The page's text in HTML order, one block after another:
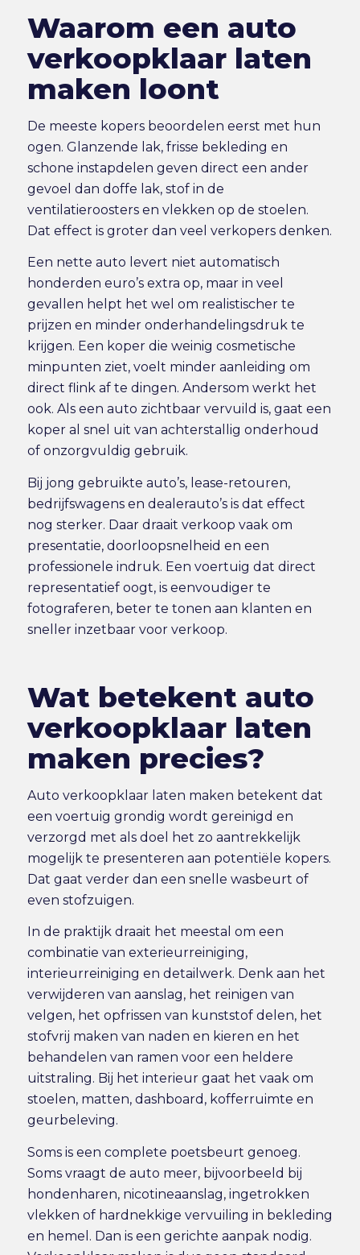
Waarom een auto
verkoopklaar laten
maken loont
De meeste kopers beoordelen eerst met hun
ogen. Glanzende lak, frisse bekleding en
schone instapdelen geven direct een ander
gevoel dan doffe lak, stof in de
ventilatieroosters en vlekken op de stoelen.
Dat effect is groter dan veel verkopers denken.
Een nette auto levert niet automatisch
honderden euro’s extra op, maar in veel
gevallen helpt het wel om realistischer te
prijzen en minder onderhandelingsdruk te
krijgen. Een koper die weinig cosmetische
minpunten ziet, voelt minder aanleiding om
direct flink af te dingen. Andersom werkt het
ook. Als een auto zichtbaar vervuild is, gaat een
koper al snel uit van achterstallig onderhoud
of onzorgvuldig gebruik.
Bij jong gebruikte auto’s, lease-retouren,
bedrijfswagens en dealerauto’s is dat effect
nog sterker. Daar draait verkoop vaak om
presentatie, doorloopsnelheid en een
professionele indruk. Een voertuig dat direct
representatief oogt, is eenvoudiger te
fotograferen, beter te tonen aan klanten en
sneller inzetbaar voor verkoop.
Wat betekent auto
verkoopklaar laten
maken precies?
Auto verkoopklaar laten maken betekent dat
een voertuig grondig wordt gereinigd en
verzorgd met als doel het zo aantrekkelijk
mogelijk te presenteren aan potentiële kopers.
Dat gaat verder dan een snelle wasbeurt of
even stofzuigen.
In de praktijk draait het meestal om een
combinatie van exterieurreiniging,
interieurreiniging en detailwerk. Denk aan het
verwijderen van aanslag, het reinigen van
velgen, het opfrissen van kunststof delen, het
stofvrij maken van naden en kieren en het
behandelen van ramen voor een heldere
uitstraling. Bij het interieur gaat het vaak om
stoelen, matten, dashboard, kofferruimte en
geurbeleving.
Soms is een complete poetsbeurt genoeg.
Soms vraagt de auto meer, bijvoorbeeld bij
hondenharen, nicotineaanslag, ingetrokken
vlekken of hardnekkige vervuiling in bekleding
en hemel. Dan is een gerichte aanpak nodig.